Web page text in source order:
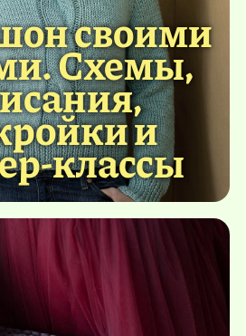
своими
Схемы,
и
классы